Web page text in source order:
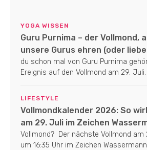
YOGA WISSEN
Guru Purnima – der Vollmond,
unsere Gurus ehren (oder
du schon mal von Guru Purnima
Ereignis auf den Vollmond am 29. Juli.
LIFESTYLE
Vollmondkalender 2026: So
am 29. Juli im Zeichen
Vollmond? Der nächste Vollmond
um 16:35 Uhr im Zeichen